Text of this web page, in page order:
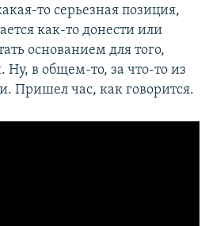
то серьезная позиция,
как-то донести или
основанием для того,
Ну, в общем-то, за что-то из
Пришел час, как говорится.​